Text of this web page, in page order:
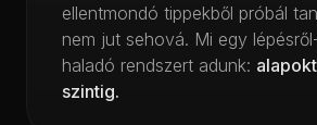
ellentmondó tippekből próbál
nem jut sehová. Mi egy
haladó rendszert adunk:
szintig.